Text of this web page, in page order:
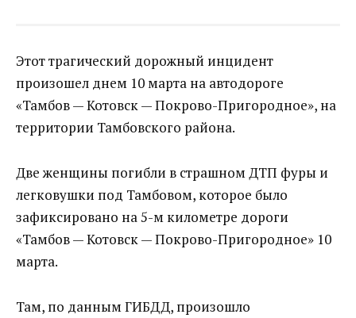
Этот трагический дорожный инцидент
произошел днем 10 марта на автодороге
«Тамбов — Котовск — Покрово-Пригородное», на
территории Тамбовского района.
Две женщины погибли в страшном ДТП фуры и
легковушки под Тамбовом, которое было
зафиксировано на 5-м километре дороги
«Тамбов — Котовск — Покрово-Пригородное» 10
марта.
Там, по данным ГИБДД, произошло